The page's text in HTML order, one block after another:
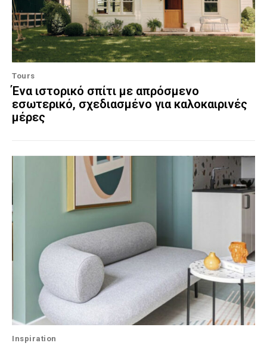
Tours
Ένα ιστορικό σπίτι με απρόσμενο
εσωτερικό, σχεδιασμένο για καλοκαιρινές
μέρες
Inspiration